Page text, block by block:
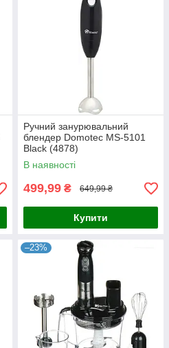
Ручний занурювальний
блендер Domotec MS-5101
Black (4878)
В наявності
499,99 ₴ 649,99 ₴
Купити
–23%